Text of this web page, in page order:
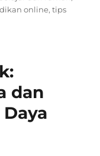
online,tips
dan